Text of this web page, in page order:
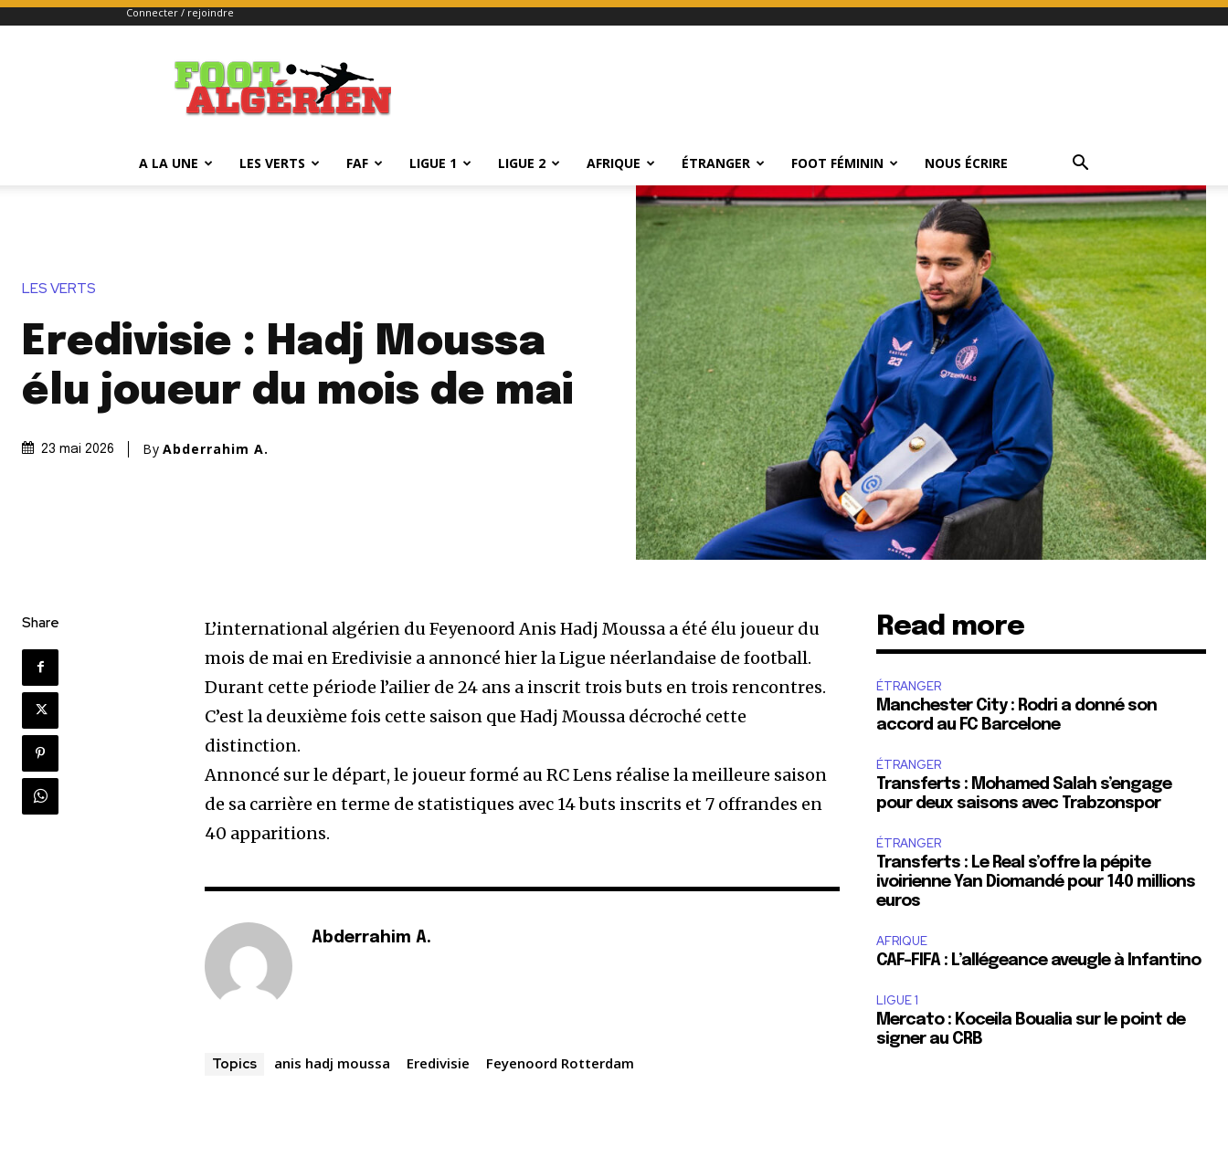
Connecter / rejoindre
FOOTALGERIEN
A LA UNE LES VERTS FAF LIGUE 1 LIGUE 2 AFRIQUE ÉTRANGER FOOT FÉMININ NOUS ÉCRIRE
LES VERTS
Eredivisie : Hadj Moussa
élu joueur du mois de mai
23 mai 2026 By Abderrahim A.
Share
L’international algérien du Feyenoord Anis Hadj Moussa a été élu joueur du
mois de mai en Eredivisie a annoncé hier la Ligue néerlandaise de football.
Durant cette période l’ailier de 24 ans a inscrit trois buts en trois rencontres.
C’est la deuxième fois cette saison que Hadj Moussa décroché cette
distinction.
Annoncé sur le départ, le joueur formé au RC Lens réalise la meilleure saison
de sa carrière en terme de statistiques avec 14 buts inscrits et 7 offrandes en
40 apparitions.
Abderrahim A.
Topics anis hadj moussa Eredivisie Feyenoord Rotterdam
Read more
ÉTRANGER
Manchester City : Rodri a donné son
accord au FC Barcelone
ÉTRANGER
Transferts : Mohamed Salah s’engage
pour deux saisons avec Trabzonspor
ÉTRANGER
Transferts : Le Real s’offre la pépite
ivoirienne Yan Diomandé pour 140 millions
euros
AFRIQUE
CAF-FIFA : L’allégeance aveugle à Infantino
LIGUE 1
Mercato : Koceila Boualia sur le point de
signer au CRB